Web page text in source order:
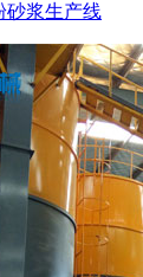
砂浆生产线